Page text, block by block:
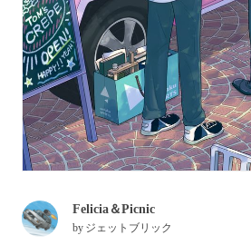
Felicia＆Picnic
by ジェットブリック